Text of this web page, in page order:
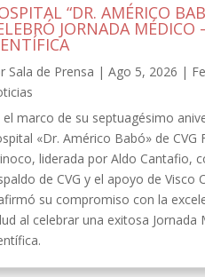
“DR. AMÉRICO
JORNADA MÉDICO
Sala de Prensa |Ago 5, 2026 |
el marco de su septuagésimo
«Dr. Américo Babó» de CVG
liderada por Aldo Cantafio,
de CVG y el apoyo de Visco
su compromiso con la
al celebrar una exitosa Jornada